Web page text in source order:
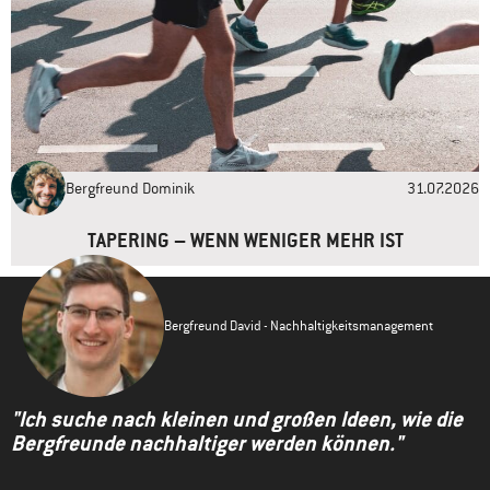
dabeihatte, habe ich in meiner persönlichen Packliste auf
https://upandaway.de/jakobsweg-packliste/ veröffentlicht. Nicht
nur als weitere Inspirationsquelle bestens geeignet – auch zum
Abgleich der eigenen Packliste. Bei Fragen stehe ich dort auch
gerne zur Verfügung. Buen Camino … Torsten von upandaway.de
Antworten
Bergfreund Dominik 31.07.2026
TAPERING – WENN WENIGER MEHR IST
Bergfreund David - Nachhaltigkeitsmanagement
"Ich suche nach kleinen und großen Ideen, wie die
Bergfreunde nachhaltiger werden können."